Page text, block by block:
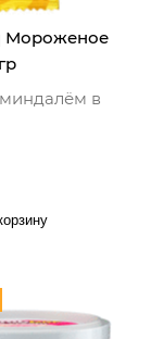
Мороженое
в